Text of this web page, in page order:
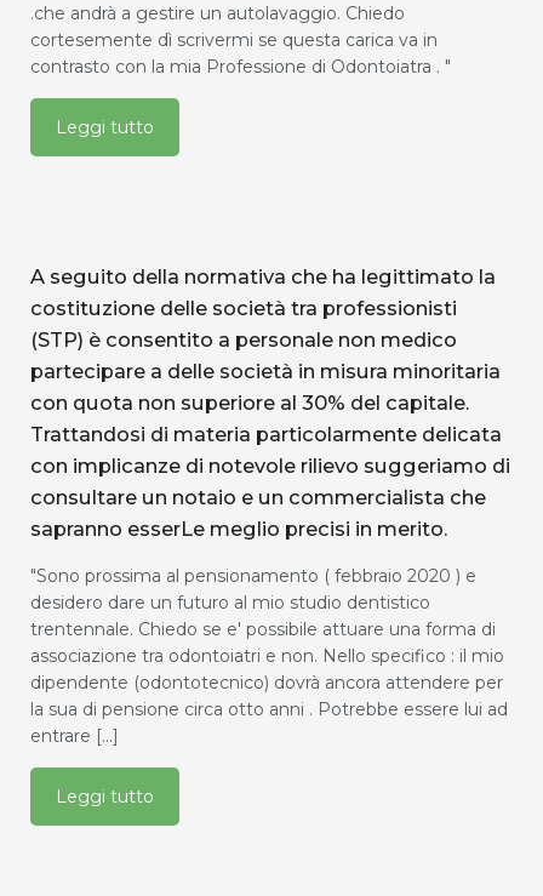
.che andrà a gestire un autolavaggio. Chiedo
cortesemente dì scrivermi se questa carica va in
contrasto con la mia Professione di Odontoiatra . "
Leggi tutto
A seguito della normativa che ha legittimato la
costituzione delle società tra professionisti
(STP) è consentito a personale non medico
partecipare a delle società in misura minoritaria
con quota non superiore al 30% del capitale.
Trattandosi di materia particolarmente delicata
con implicanze di notevole rilievo suggeriamo di
consultare un notaio e un commercialista che
sapranno esserLe meglio precisi in merito.
"Sono prossima al pensionamento ( febbraio 2020 ) e
desidero dare un futuro al mio studio dentistico
trentennale. Chiedo se e' possibile attuare una forma di
associazione tra odontoiatri e non. Nello specifico : il mio
dipendente (odontotecnico) dovrà ancora attendere per
la sua di pensione circa otto anni . Potrebbe essere lui ad
entrare [...]
Leggi tutto